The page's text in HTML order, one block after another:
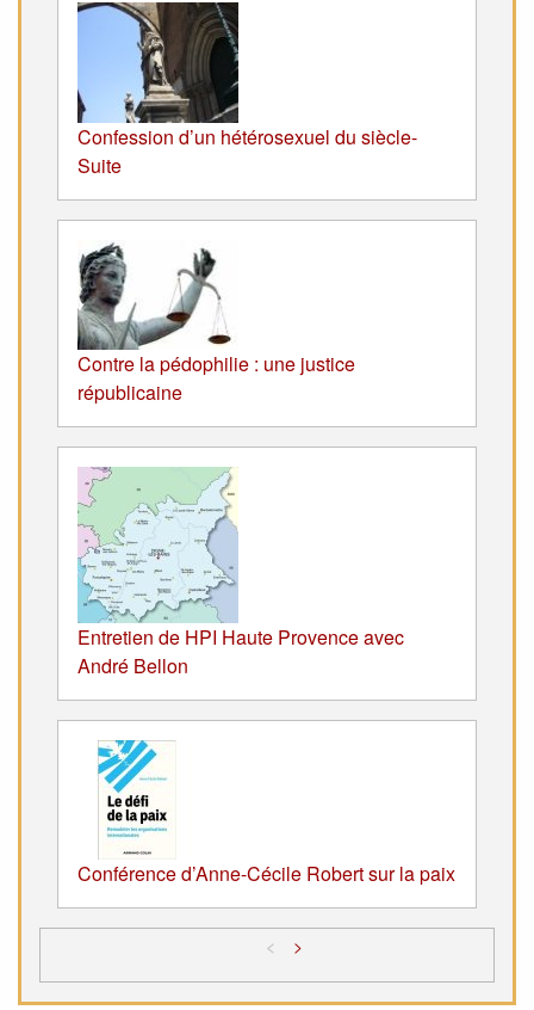
Confession d’un hétérosexuel du siècle-
Suite
Contre la pédophilie : une justice
républicaine
Entretien de HPI Haute Provence avec
André Bellon
Conférence d’Anne-Cécile Robert sur la paix
< >